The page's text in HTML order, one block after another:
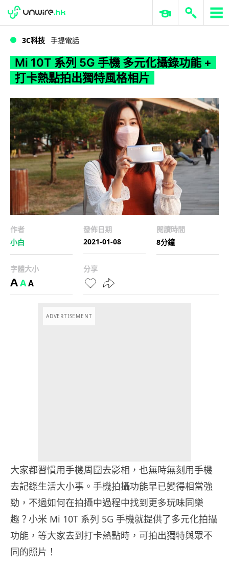
WWDC 2026 ERP 與商業 AI
3C科技 手提電話
Mi 10T 系列 5G 手機 多元化攝錄功能 +
打卡熱點拍出獨特風格相片
作者
小白
發佈日期
2021-01-08
閱讀時間
8分鐘
字體大小
AAA
分享
ADVERTISEMENT
大家都習慣用手機周圍去影相，也無時無刻用手機
去記錄生活大小事。手機拍攝功能早已變得相當強
勁，不過如何在拍攝中過程中找到更多玩味同樂
趣？小米 Mi 10T 系列 5G 手機就提供了多元化拍攝
功能，等大家去到打卡熱點時，可拍出獨特與眾不
同的照片！